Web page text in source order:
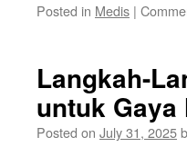
Posted in Medis |
Langkah-
untuk Gaya
Posted on July 31, 2025